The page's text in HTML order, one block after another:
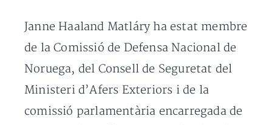
Janne Haaland Matláry ha estat membre
de la Comissió de Defensa Nacional de
Noruega, del Consell de Seguretat del
Ministeri d’Afers Exteriors i de la
comissió parlamentària encarregada de